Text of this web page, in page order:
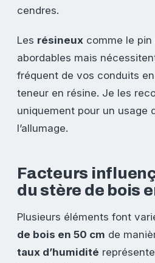
cendres.
Les résineux comme le
abordables mais
fréquent de vos conduits
teneur en résine. Je les
uniquement pour un usage
l’allumage.
Facteurs
du stère de bois
Plusieurs éléments font
de bois en 50 cm de
taux d’humidité